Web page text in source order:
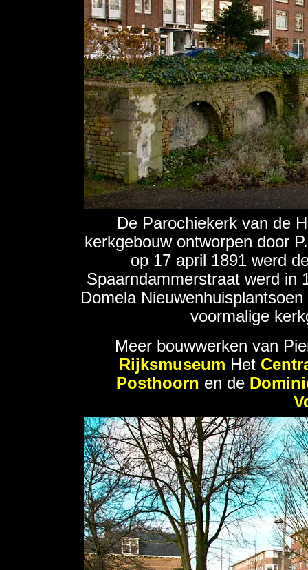
De Parochiekerk van de
kerkgebouw ontworpen door
op 17 april 1891 werd
Spaarndammerstraat werd in
Domela
voormalige
Meer bouwwerken van
Rijksmuseum Het
Posthoorn en de